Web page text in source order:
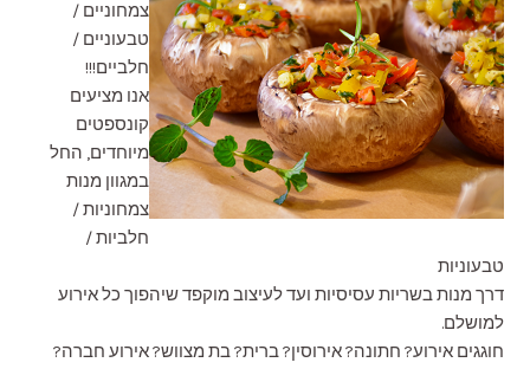
צמחוניים /
טבעוניים /
חלביים!!!
אנו מציעים
קונספטים
מיוחדים, החל
במגוון מנות
צמחוניות /
חלביות /
טבעוניות
דרך מנות בשריות עסיסיות ועד לעיצוב מוקפד שיהפוך כל אירוע
למושלם.
חוגגים אירוע? חתונה? אירוסין? ברית? בת מצווש? אירוע חברה?